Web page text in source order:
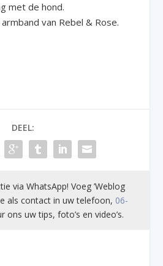
met de hond.
van Rebel & Rose.
DEEL:
via WhatsApp! Voeg ’Weblog
als contact in uw telefoon, 06-
ons uw tips, foto’s en video’s.